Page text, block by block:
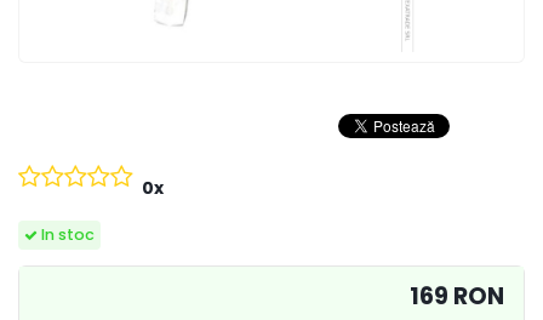
In stoc
0x
169 RON